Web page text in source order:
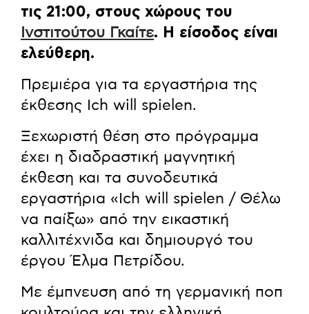
τις 21:00, στους χώρους του
Ινστιτούτου Γκαίτε. Η είσοδος είναι
ελεύθερη.
Πρεμιέρα για τα εργαστήρια της
έκθεσης Ich will spielen.
Ξεχωριστή θέση στο πρόγραμμα
έχει η διαδραστική μαγνητική
έκθεση και τα συνοδευτικά
εργαστήρια «Ich will spielen / Θέλω
να παίξω» από την εικαστική
καλλιτέχνιδα και δημιουργό του
έργου Έλμα Πετρίδου.
Με έμπνευση από τη γερμανική ποπ